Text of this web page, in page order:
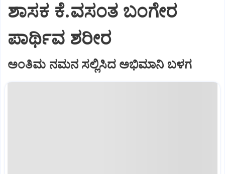
ಶಾಸಕ ಕೆ.ವಸಂತ ಬಂಗೇರ
ಪಾರ್ಥಿವ ಶರೀರ
ಅಂತಿಮ ನಮನ ಸಲ್ಲಿಸಿದ ಅಭಿಮಾನಿ ಬಳಗ